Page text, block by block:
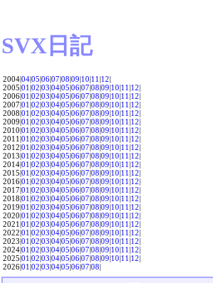
SVX日記
2004|04|05|06|07|08|09|10|11|12|
2005|01|02|03|04|05|06|07|08|09|10|11|12|
2006|01|02|03|04|05|06|07|08|09|10|11|12|
2007|01|02|03|04|05|06|07|08|09|10|11|12|
2008|01|02|03|04|05|06|07|08|09|10|11|12|
2009|01|02|03|04|05|06|07|08|09|10|11|12|
2010|01|02|03|04|05|06|07|08|09|10|11|12|
2011|01|02|03|04|05|06|07|08|09|10|11|12|
2012|01|02|03|04|05|06|07|08|09|10|11|12|
2013|01|02|03|04|05|06|07|08|09|10|11|12|
2014|01|02|03|04|05|06|07|08|09|10|11|12|
2015|01|02|03|04|05|06|07|08|09|10|11|12|
2016|01|02|03|04|05|06|07|08|09|10|11|12|
2017|01|02|03|04|05|06|07|08|09|10|11|12|
2018|01|02|03|04|05|06|07|08|09|10|11|12|
2019|01|02|03|04|05|06|07|08|09|10|11|12|
2020|01|02|03|04|05|06|07|08|09|10|11|12|
2021|01|02|03|04|05|06|07|08|09|10|11|12|
2022|01|02|03|04|05|06|07|08|09|10|11|12|
2023|01|02|03|04|05|06|07|08|09|10|11|12|
2024|01|02|03|04|05|06|07|08|09|10|11|12|
2025|01|02|03|04|05|06|07|08|09|10|11|12|
2026|01|02|03|04|05|06|07|08|